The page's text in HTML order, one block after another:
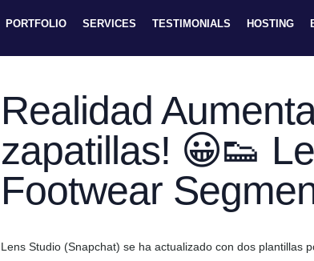
PORTFOLIO SERVICES TESTIMONIALS HOSTING
Realidad
zapatillas! 😀👟
Footwear
Lens Studio (Snapchat) se ha actualizado con dos plantillas